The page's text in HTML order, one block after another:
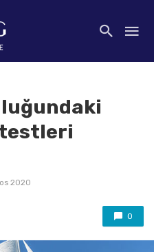
testleri
2020
0